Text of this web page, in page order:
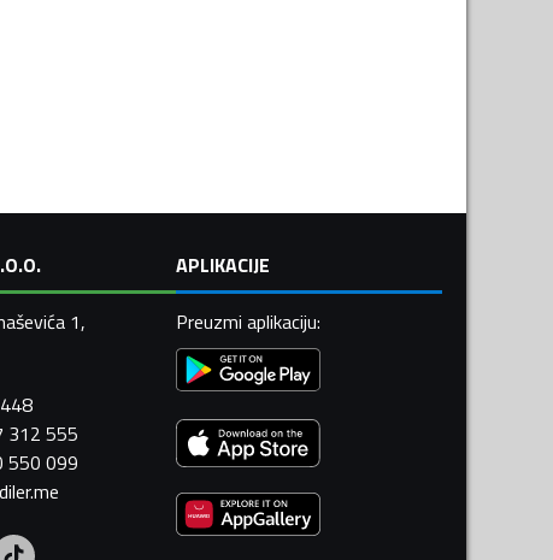
1,
312 555
550 099
APLIKACIJE
Preuzmi aplikaciju: